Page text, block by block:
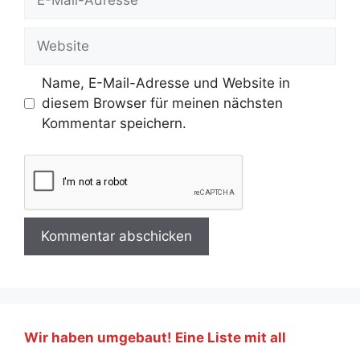
Website
Name, E-Mail-Adresse und Website in
diesem Browser für meinen nächsten
Kommentar speichern.
Wir haben umgebaut! Eine Liste mit all